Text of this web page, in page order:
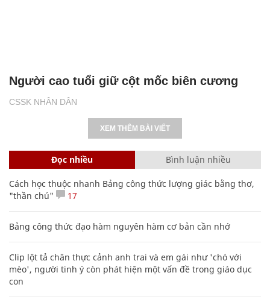
CSSK NHÂN DÂN
Người cao tuổi giữ cột mốc biên cương
XEM THÊM BÀI VIẾT
Đọc nhiều Bình luận nhiều
Cách học thuộc nhanh Bảng công thức lượng giác bằng thơ,
"thần chú"
17
Bảng công thức đạo hàm nguyên hàm cơ bản cần nhớ
Clip lột tả chân thực cảnh anh trai và em gái như 'chó với
mèo', người tinh ý còn phát hiện một vấn đề trong giáo dục
con